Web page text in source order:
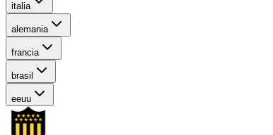
italia
alemania
francia
brasil
eeuu